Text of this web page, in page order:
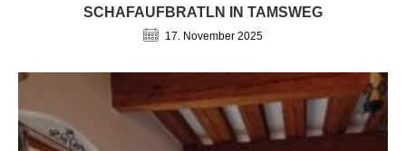
SCHAFAUFBRATLN IN TAMSWEG
17. November 2025